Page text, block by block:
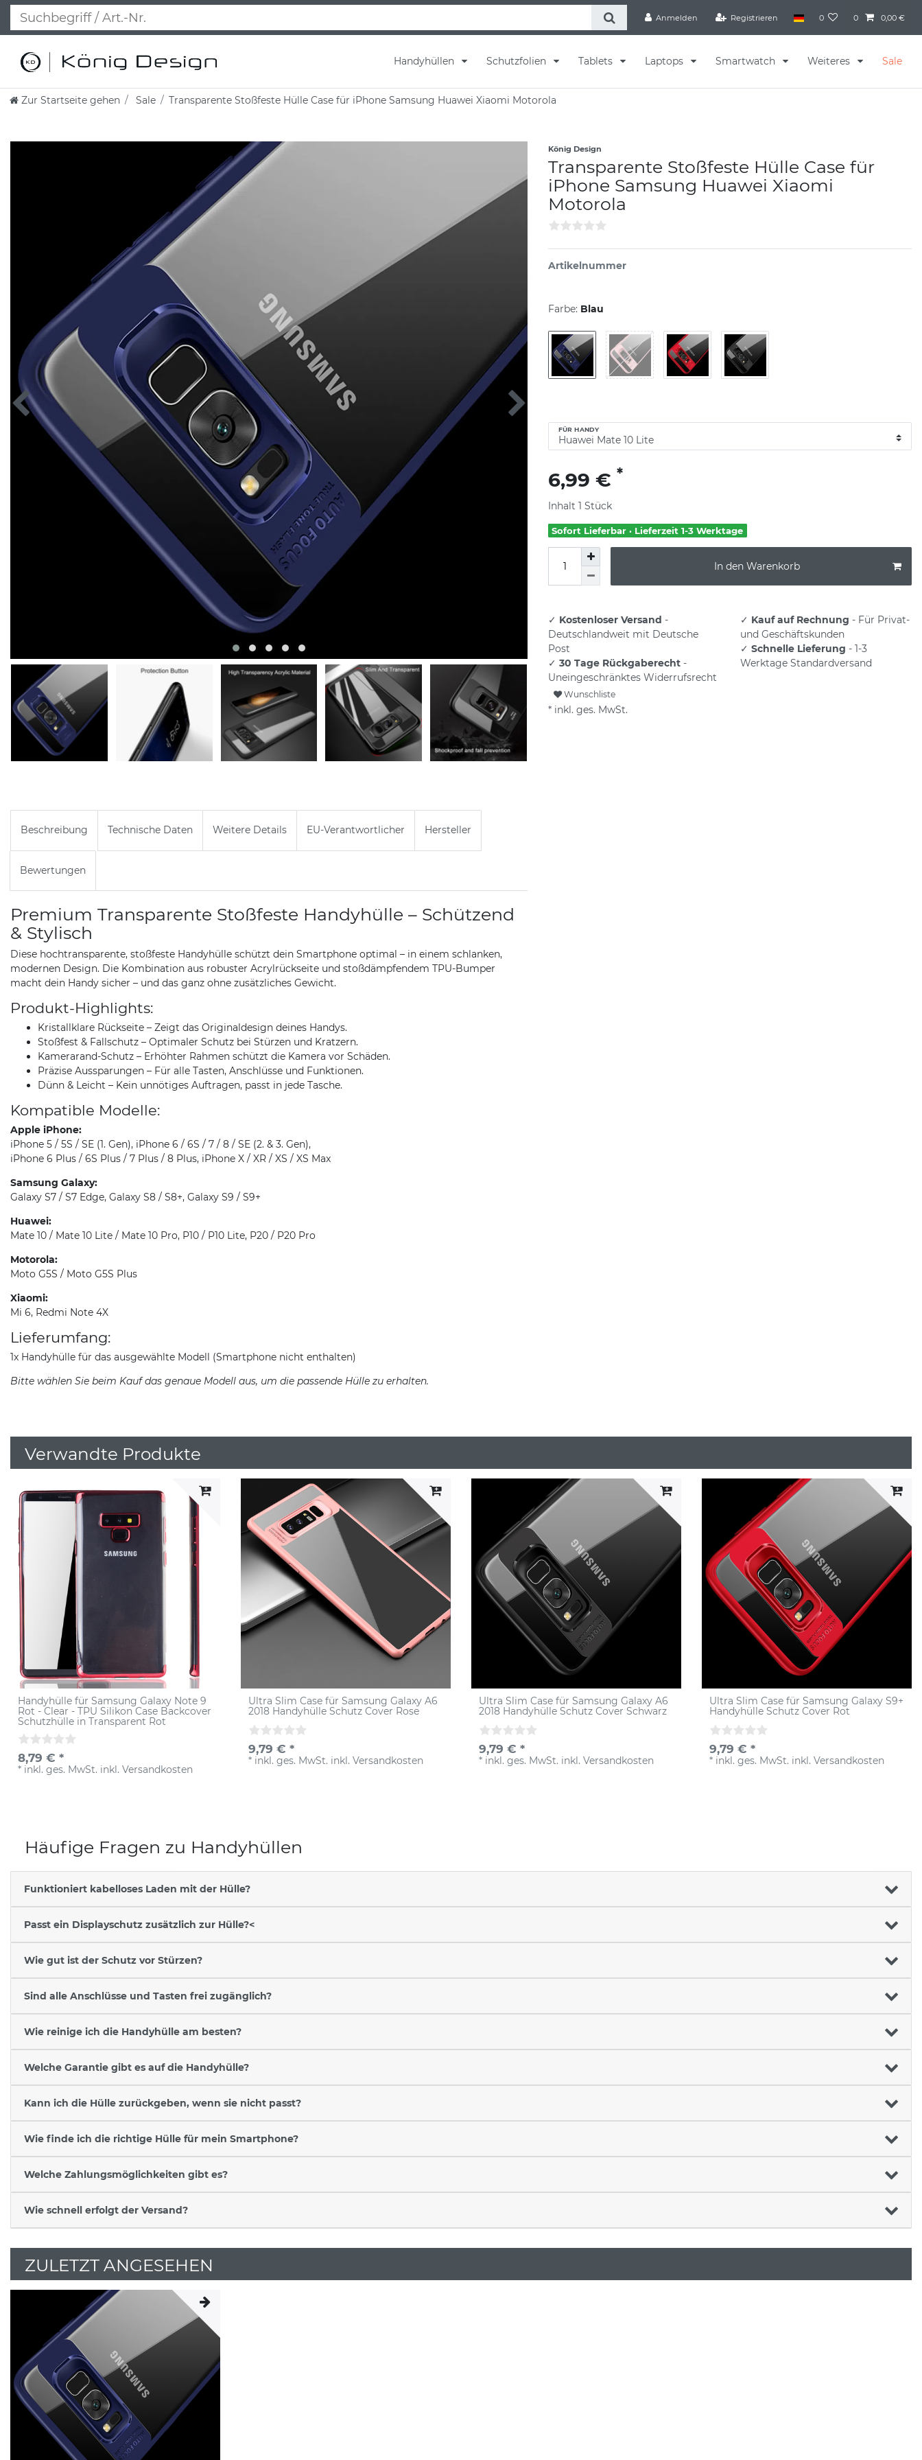
Anmelden Registrieren 0 0 0,00 €
Handyhüllen Schutzfolien Tablets Laptops Smartwatch Weiteres Sale
Zur Startseite gehen Sale Transparente Stoßfeste Hülle Case für iPhone Samsung Huawei Xiaomi Motorola
König Design
Transparente Stoßfeste Hülle Case für
iPhone Samsung Huawei Xiaomi
Motorola
Artikelnummer
Farbe: Blau
FÜR HANDY
6,99 € *
Inhalt 1 Stück
Sofort Lieferbar · Lieferzeit 1-3 Werktage
In den Warenkorb
✓ Kostenloser Versand -
Deutschlandweit mit Deutsche
Post
✓ 30 Tage Rückgaberecht -
Uneingeschränktes Widerrufsrecht
✓ Kauf auf Rechnung - Für Privat-
und Geschäftskunden
✓ Schnelle Lieferung - 1-3
Werktage Standardversand
Wunschliste
* inkl. ges. MwSt.
Beschreibung Technische Daten Weitere Details EU-Verantwortlicher Hersteller
Bewertungen
Premium Transparente Stoßfeste Handyhülle – Schützend
& Stylisch
Diese hochtransparente, stoßfeste Handyhülle schützt dein Smartphone optimal – in einem schlanken,
modernen Design. Die Kombination aus robuster Acrylrückseite und stoßdämpfendem TPU-Bumper
macht dein Handy sicher – und das ganz ohne zusätzliches Gewicht.
Produkt-Highlights:
Kristallklare Rückseite – Zeigt das Originaldesign deines Handys.
Stoßfest & Fallschutz – Optimaler Schutz bei Stürzen und Kratzern.
Kamerarand-Schutz – Erhöhter Rahmen schützt die Kamera vor Schäden.
Präzise Aussparungen – Für alle Tasten, Anschlüsse und Funktionen.
Dünn & Leicht – Kein unnötiges Auftragen, passt in jede Tasche.
Kompatible Modelle:
Apple iPhone:
iPhone 5 / 5S / SE (1. Gen), iPhone 6 / 6S / 7 / 8 / SE (2. & 3. Gen),
iPhone 6 Plus / 6S Plus / 7 Plus / 8 Plus, iPhone X / XR / XS / XS Max
Samsung Galaxy:
Galaxy S7 / S7 Edge, Galaxy S8 / S8+, Galaxy S9 / S9+
Huawei:
Mate 10 / Mate 10 Lite / Mate 10 Pro, P10 / P10 Lite, P20 / P20 Pro
Motorola:
Moto G5S / Moto G5S Plus
Xiaomi:
Mi 6, Redmi Note 4X
Lieferumfang:
1x Handyhülle für das ausgewählte Modell (Smartphone nicht enthalten)
Bitte wählen Sie beim Kauf das genaue Modell aus, um die passende Hülle zu erhalten.
Verwandte Produkte
Handyhülle für Samsung Galaxy Note 9
Rot - Clear - TPU Silikon Case Backcover
Schutzhülle in Transparent Rot
8,79 € *
* inkl. ges. MwSt. inkl.Versandkosten
Ultra Slim Case für Samsung Galaxy A6
2018 Handyhülle Schutz Cover Rose
9,79 € *
* inkl. ges. MwSt. inkl.Versandkosten
Ultra Slim Case für Samsung Galaxy A6
2018 Handyhülle Schutz Cover Schwarz
9,79 € *
* inkl. ges. MwSt. inkl.Versandkosten
Ultra Slim Case für Samsung Galaxy S9+
Handyhülle Schutz Cover Rot
9,79 € *
* inkl. ges. MwSt. inkl.Versandkosten
Häufige Fragen zu Handyhüllen
Funktioniert kabelloses Laden mit der Hülle?
Passt ein Displayschutz zusätzlich zur Hülle?<
Wie gut ist der Schutz vor Stürzen?
Sind alle Anschlüsse und Tasten frei zugänglich?
Wie reinige ich die Handyhülle am besten?
Welche Garantie gibt es auf die Handyhülle?
Kann ich die Hülle zurückgeben, wenn sie nicht passt?
Wie finde ich die richtige Hülle für mein Smartphone?
Welche Zahlungsmöglichkeiten gibt es?
Wie schnell erfolgt der Versand?
ZULETZT ANGESEHEN